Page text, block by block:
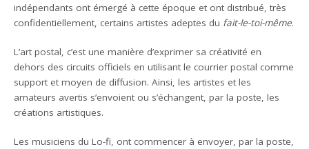
indépendants ont émergé à cette époque et ont distribué, très
confidentiellement, certains artistes adeptes du fait-le-toi-même.
L’art postal, c’est une manière d’exprimer sa créativité en
dehors des circuits officiels en utilisant le courrier postal comme
support et moyen de diffusion. Ainsi, les artistes et les
amateurs avertis s’envoient ou s’échangent, par la poste, les
créations artistiques.
Les musiciens du Lo-fi, ont commencer à envoyer, par la poste,